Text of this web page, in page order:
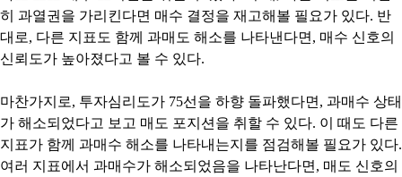
히 과열권을 가리킨다면 매수 결정을 재고해볼 필요가 있다. 반
대로, 다른 지표도 함께 과매도 해소를 나타낸다면, 매수 신호의
신뢰도가 높아졌다고 볼 수 있다.
마찬가지로, 투자심리도가 75선을 하향 돌파했다면, 과매수 상태
가 해소되었다고 보고 매도 포지션을 취할 수 있다. 이 때도 다른
지표가 함께 과매수 해소를 나타내는지를 점검해볼 필요가 있다.
여러 지표에서 과매수가 해소되었음을 나타난다면, 매도 신호의